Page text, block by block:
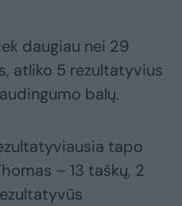
daugiau nei 29
atliko 5 rezultatyvius
balų.
tapo
– 13 taškų, 2